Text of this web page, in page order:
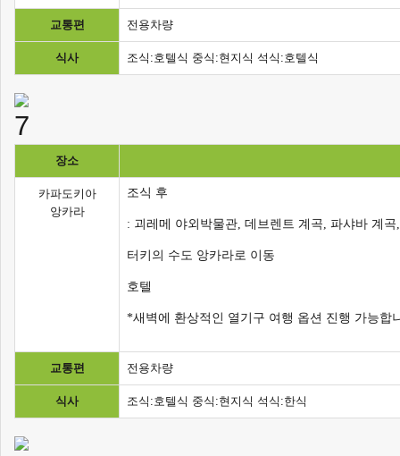
교통편 전용차량
식사 조식:호텔식 중식:현지식 석식:호텔식
장소
카파도키아
앙카라
조식 후
: 괴레메 야외박물관, 데브렌트 계곡, 파샤바 계
터키의 수도 앙카라로 이동
호텔
*새벽에 환상적인 열기구 여행 옵션 진행 가능합
교통편 전용차량
식사 조식:호텔식 중식:현지식 석식:한식